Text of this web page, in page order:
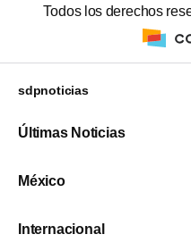
Todos los derechos
sdpnoticias
Últimas Noticias
México
Internacional